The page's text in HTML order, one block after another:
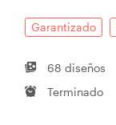
Garantizado
68 diseños
Terminado